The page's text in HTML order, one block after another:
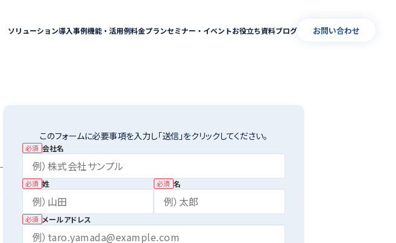
ソリューション導入事例機能・活用例料金プランセミナー・イベントお役立ち資料ブログ お問い合わせ
このフォームに必要事項を入力し「送信」をクリックしてください。
必須 会社名
必須 姓 必須 名
必須 メールアドレス